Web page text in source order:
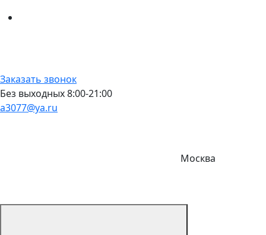
Заказать звонок
Без выходных 8:00-21:00
a3077@ya.ru
Москва